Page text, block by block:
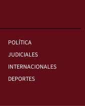
POLÍTICA
JUDICIALES
INTERNACIONALES
DEPORTES